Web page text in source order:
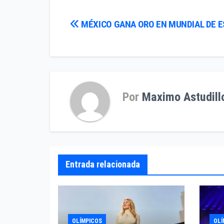
Navegación
MÉXICO GANA ORO EN MUNDIAL DE
Por Maximo
Entrada relacionada
OLÍMPICOS